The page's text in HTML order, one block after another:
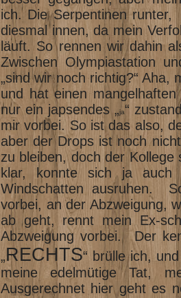
ich. Die Serpentinen
diesmal innen, da mein
läuft. So rennen wir dahin
Zwischen Olympiastation
„sind wir noch richtig?“ Aha,
und hat einen
nur ein japsendes „ja“
mir vorbei. So ist das also,
aber der Drops ist noch
zu bleiben, doch der
klar, konnte sich ja
Windschatten ausruhen.
vorbei, an der Abzweigung,
ab geht, rennt mein Ex-
Abzweigung vorbei. Der
„RECHTS“ brülle ich,
meine edelmütige Tat,
Ausgerechnet hier geht es